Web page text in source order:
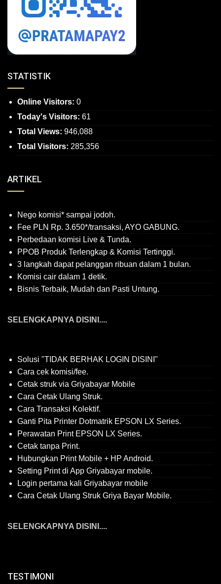
STATISTIK
Online Visitors: 0
Today's Visitors: 61
Total Views: 946,088
Total Visitors: 285,356
ARTIKEL
Nego komisi* sampai jodoh.
Fee PLN Rp. 3.650*/transaksi, AYO GABUNG.
Perbedaan komisi Live & Tunda.
PPOB Produk Terlengkap & Komisi Tertinggi.
3 langkah dapat pelanggan ribuan dalam 1 bulan.
Komisi cair dalam 1 detik.
Bisnis Terbaik, Mudah dan Pasti Untung.
SELENGKAPNYA DISINI....
Solusi "TIDAK BERHAK LOGIN DISINI"
Cara cek komisi/fee.
Cetak struk via Griyabayar Mobile
Cara Cetak Ulang Struk.
Cara Transaksi Kolektif.
Ganti Pita Printer Dotmatrik EPSON LX Series.
Perawatan Print EPSON LX Series.
Cetak tanpa Print.
Hubungkan Print Mobile + HP Android.
Setting Print di App Griyabayar mobile.
Login pertama kali Griyabayar mobile
Cara Cetak Ulang Struk Griya Bayar Mobile.
SELENGKAPNYA DISINI....
TESTIMONI